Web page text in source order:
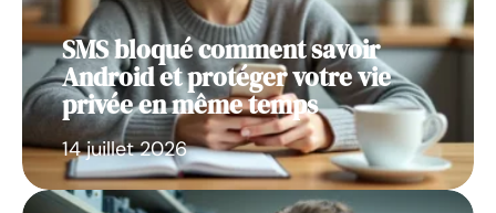
SMS bloqué comment savoir
Android et protéger votre vie
privée en même temps
14 juillet 2026